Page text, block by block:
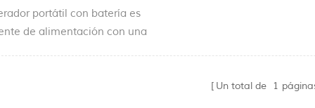
portátil con batería es
de alimentación con una
Un total de 1